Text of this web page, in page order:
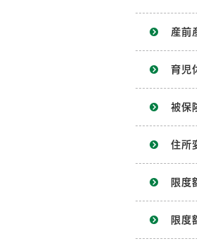
産前
育児
被保
住所
限度
限度